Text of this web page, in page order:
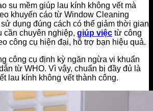
su mềm giúp lau kính không vết mà
khuyến cáo từ Window Cleaning
dụng đúng cách có thể giảm thời gian
cần chuyên nghiệp, giúp việc từ công
công cụ hiện đại, hỗ trợ bạn hiệu quả.
công cụ định kỳ ngăn ngừa vi khuẩn
từ WHO. Vì vậy, chuẩn bị đầy đủ là
lau kính không vết thành công.